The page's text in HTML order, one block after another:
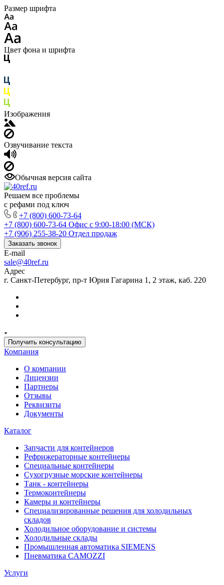
Размер шрифта
Цвет фона и шрифта
Изображения
Озвучивание текста
Обычная версия сайта
Решаем все проблемы
с рефами под ключ
+7 (800) 600-73-64
+7 (800) 600-73-64 Офис с 9:00-18:00 (МСК)
+7 (906) 255-38-20 Отдел продаж
Заказать звонок
E-mail
sale@40ref.ru
Адрес
г. Санкт-Петербург, пр-т Юрия Гагарина 1, 2 этаж, каб. 220
Получить консультацию
Компания
О компании
Лицензии
Партнеры
Отзывы
Реквизиты
Документы
Каталог
Запчасти для контейнеров
Рефрижераторные контейнеры
Специальные контейнеры
Сухогрузные морские контейнеры
Танк - контейнеры
Термоконтейнеры
Камеры и контейнеры
Специализированные решения для холодильных
складов
Холодильное оборудование и системы
Холодильные склады
Промышленная автоматика SIEMENS
Пневматика CAMOZZI
Услуги